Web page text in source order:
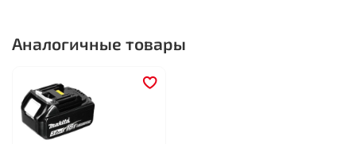
Аналогичные товары